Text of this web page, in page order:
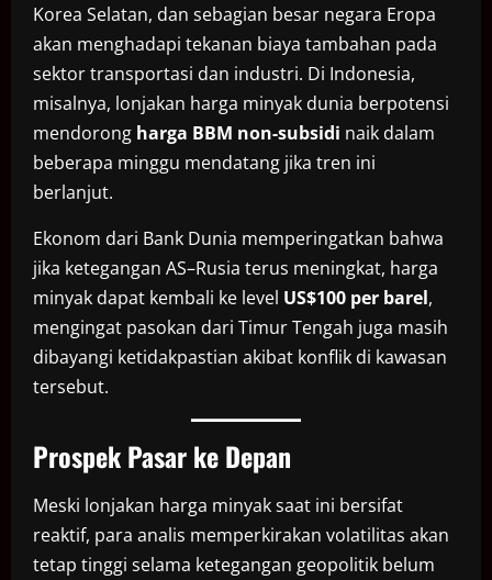
Korea Selatan, dan sebagian besar negara Eropa
akan menghadapi tekanan biaya tambahan pada
sektor transportasi dan industri. Di Indonesia,
misalnya, lonjakan harga minyak dunia berpotensi
mendorong harga BBM non-subsidi naik dalam
beberapa minggu mendatang jika tren ini
berlanjut.
Ekonom dari Bank Dunia memperingatkan bahwa
jika ketegangan AS–Rusia terus meningkat, harga
minyak dapat kembali ke level US$100 per barel,
mengingat pasokan dari Timur Tengah juga masih
dibayangi ketidakpastian akibat konflik di kawasan
tersebut.
Prospek Pasar ke Depan
Meski lonjakan harga minyak saat ini bersifat
reaktif, para analis memperkirakan volatilitas akan
tetap tinggi selama ketegangan geopolitik belum